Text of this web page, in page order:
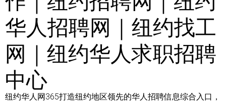
华人招聘网｜纽约找工
网｜纽约华人求职招聘
中心
纽约华人网365打造纽约地区领先的华人招聘信息综合入口，